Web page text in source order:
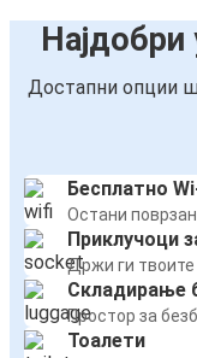
Најдобри
Достапни опции
Бесплатно
Остани
Приклучоци
Држи ги
Складирање
Простор за
Тоалети